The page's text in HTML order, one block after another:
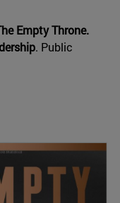
Empty Throne.
. Public